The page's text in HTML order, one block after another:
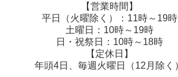
【営業時間】
平日（火曜除く）：11時～19時
土曜日：10時～19時
日・祝祭日：10時～18時
【定休日】
年頭4日、毎週火曜日（12月除く